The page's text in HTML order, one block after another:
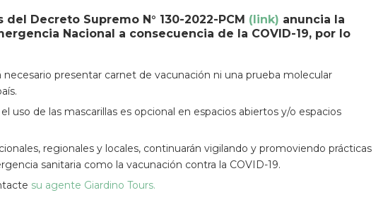
Decreto Supremo N° 130-2022-PCM (link) anuncia la
Nacional a consecuencia de la COVID-19, por lo
necesario presentar carnet de vacunación ni una prueba molecular
uso de las mascarillas es opcional en espacios abiertos y/o espacios
regionales y locales, continuarán vigilando y promoviendo prácticas
sanitaria como la vacunación contra la COVID-19.
su agente Giardino Tours.